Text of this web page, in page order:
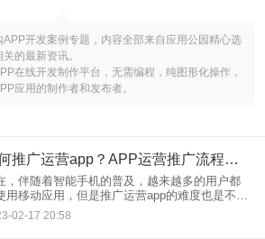
开发案例专题，内容全部来自应用公园精心选
的最新资讯。
在线开发制作平台，无需编程，纯图形化操作，
应用的制作者和发布者。
如何推广运营app？APP运营推广流程方案
，伴随着智能手机的普及，越来越多的用户都
用移动应用，但是推广运营app的难度也是不容
的。那么如何推广运营app，才能较好的为开发
用户带来更多的价值，以及更好的产品体验
02-17 20:58